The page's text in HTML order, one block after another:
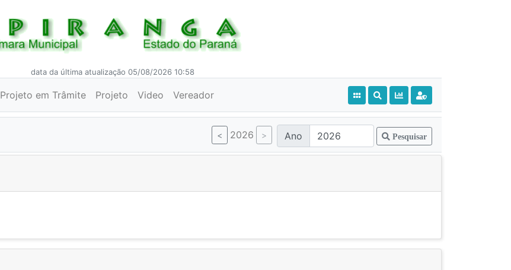
data da última atualização 05/08/2026 10:58
Projeto em Trâmite Projeto Video Vereador
2026 Ano Pesquisar